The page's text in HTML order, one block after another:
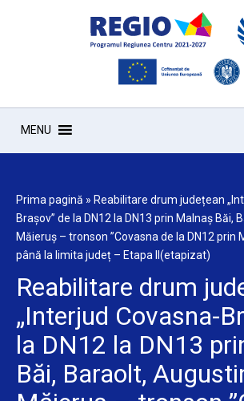
MENU
Prima pagină » Reabilitare drum județean
Brașov” de la DN12 la DN13 prin Malnaș Băi,
Măieruș – tronson ”Covasna de la DN12 prin
până la limita județ – Etapa II(etapizat)
Reabilitare drum
„Interjud Covasna-
la DN12 la DN13
Băi, Baraolt,